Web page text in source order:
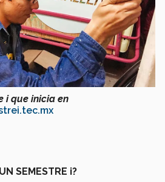
i que inicia en
SEMESTRE i?